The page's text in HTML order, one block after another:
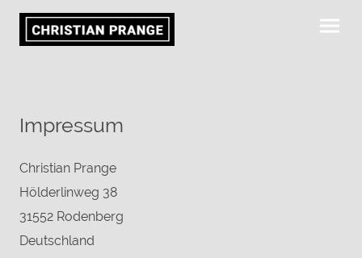
Impressum
Christian Prange
Hölderlinweg 38
31552 Rodenberg
Deutschland